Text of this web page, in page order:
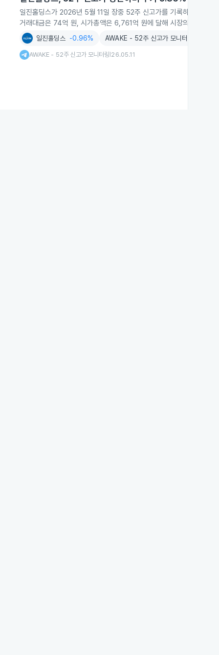
일진홀딩스가 2026년 5월 11일 장중 52주 신고가를 기록하며 주가
거래대금은 74억 원, 시가총액은 6,761억 원에 달해 시장의 관심을
일진홀딩스 -0.96% AWAKE - 52주 신고가 모니터링
AWAKE - 52주 신고가 모니터링 26.05.11